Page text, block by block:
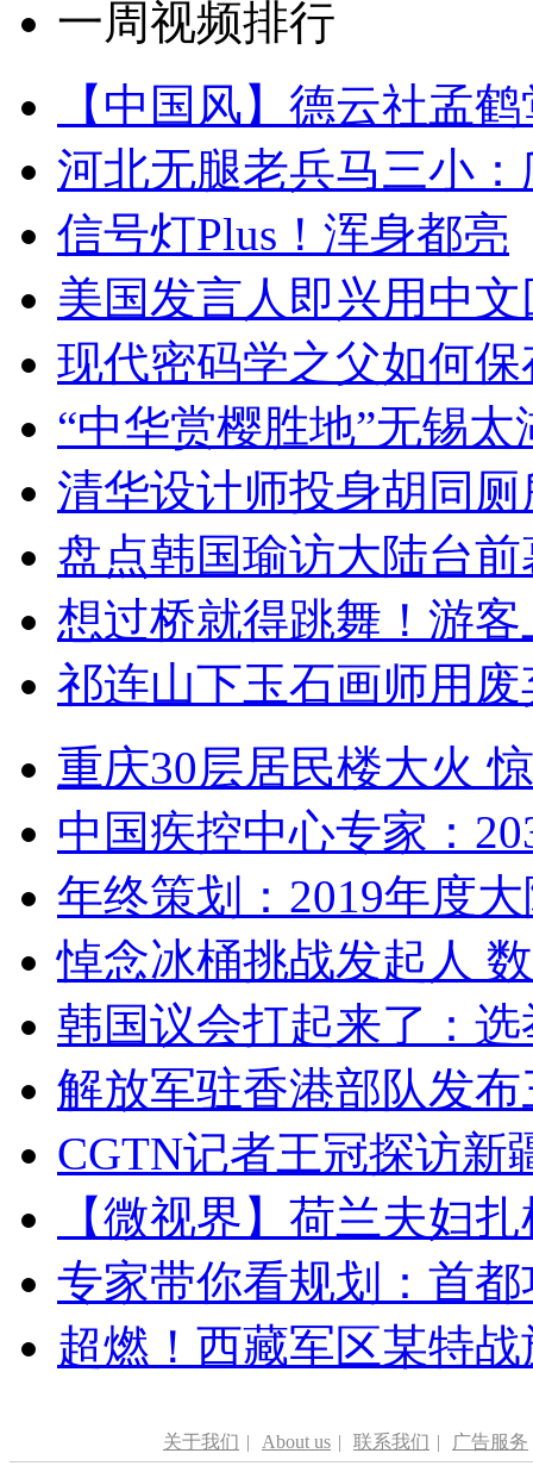
一周视频排行
【中国风】德云社孟
河北无腿老兵马三小
信号灯Plus！浑身都亮
美国发言人即兴用中
现代密码学之父如何
“中华赏樱胜地”无锡
清华设计师投身胡同
盘点韩国瑜访大陆台
想过桥就得跳舞！游客
祁连山下玉石画师用
重庆30层居民楼大火
中国疾控中心专家：
年终策划：2019年度
悼念冰桶挑战发起人
韩国议会打起来了：
解放军驻香港部队发
CGTN记者王冠探访新
【微视界】荷兰夫妇
专家带你看规划：首
超燃！西藏军区某特
关于我们 | About us | 联系我们 | 广告服务